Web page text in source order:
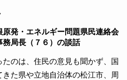
発・エネルギー問題県民連絡会
務局長（７６）の談話
のは、住民の意見も聞かず、国
た県や立地自治体の松江市、周